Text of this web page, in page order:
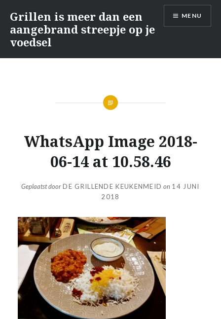
inhoud
springen
Grillen is meer dan een
aangebrand streepje op je
voedsel
MENU
WhatsApp Image 2018-
06-14 at 10.58.46
Geplaatst doorDE GRILLENDE KEUKENMEID on 14 JUNI
2018